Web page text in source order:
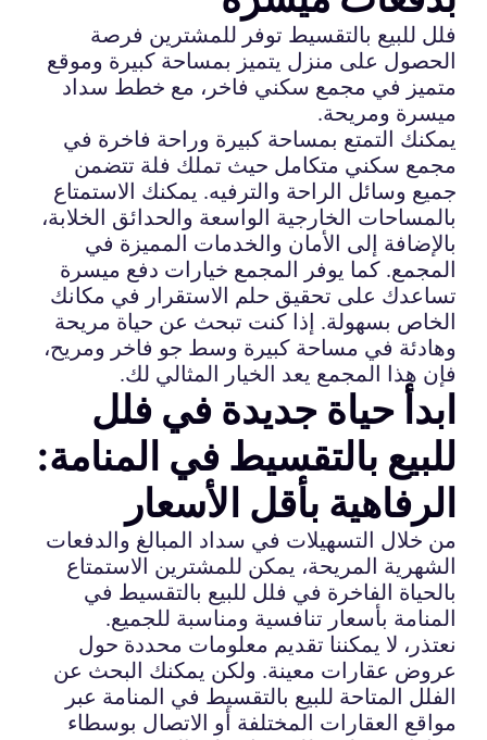
فلل للبيع بالتقسيط توفر للمشترين فرصة
الحصول على منزل يتميز بمساحة كبيرة وموقع
متميز في مجمع سكني فاخر، مع خطط سداد
ميسرة ومريحة.
يمكنك التمتع بمساحة كبيرة وراحة فاخرة في
مجمع سكني متكامل حيث تملك فلة تتضمن
جميع وسائل الراحة والترفيه. يمكنك الاستمتاع
بالمساحات الخارجية الواسعة والحدائق الخلابة،
بالإضافة إلى الأمان والخدمات المميزة في
المجمع. كما يوفر المجمع خيارات دفع ميسرة
تساعدك على تحقيق حلم الاستقرار في مكانك
الخاص بسهولة. إذا كنت تبحث عن حياة مريحة
وهادئة في مساحة كبيرة وسط جو فاخر ومريح،
فإن هذا المجمع يعد الخيار المثالي لك.
ابدأ حياة جديدة في فلل
للبيع بالتقسيط في المنامة:
الرفاهية بأقل الأسعار
من خلال التسهيلات في سداد المبالغ والدفعات
الشهرية المريحة، يمكن للمشترين الاستمتاع
بالحياة الفاخرة في فلل للبيع بالتقسيط في
المنامة بأسعار تنافسية ومناسبة للجميع.
نعتذر، لا يمكننا تقديم معلومات محددة حول
عروض عقارات معينة. ولكن يمكنك البحث عن
الفلل المتاحة للبيع بالتقسيط في المنامة عبر
مواقع العقارات المختلفة أو الاتصال بوسطاء